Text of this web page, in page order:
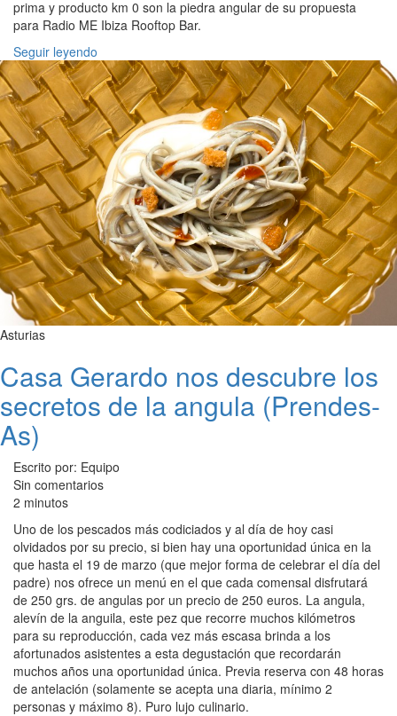
prima y producto km 0 son la piedra angular de su propuesta
para Radio ME Ibiza Rooftop Bar.
Seguir leyendo
Asturias
Casa Gerardo nos descubre los
secretos de la angula (Prendes-
As)
Escrito por: Equipo
Sin comentarios
2 minutos
Uno de los pescados más codiciados y al día de hoy casi
olvidados por su precio, si bien hay una oportunidad única en la
que hasta el 19 de marzo (que mejor forma de celebrar el día del
padre) nos ofrece un menú en el que cada comensal disfrutará
de 250 grs. de angulas por un precio de 250 euros. La angula,
alevín de la anguila, este pez que recorre muchos kilómetros
para su reproducción, cada vez más escasa brinda a los
afortunados asistentes a esta degustación que recordarán
muchos años una oportunidad única. Previa reserva con 48 horas
de antelación (solamente se acepta una diaria, mínimo 2
personas y máximo 8). Puro lujo culinario.